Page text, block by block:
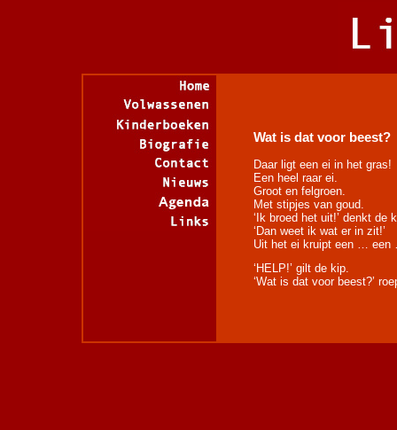
Wat is dat voor beest?
Daar ligt een ei in het gras!
Een heel raar ei.
Groot en felgroen.
Met stipjes van goud.
‘Ik broed het uit!’ denkt de
‘Dan weet ik wat er in zit!’
Uit het ei kruipt een …
‘HELP!’ gilt de kip.
‘Wat is dat voor beest?’